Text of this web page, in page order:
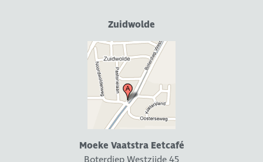
Zuidwolde
Moeke Vaatstra Eetcafé